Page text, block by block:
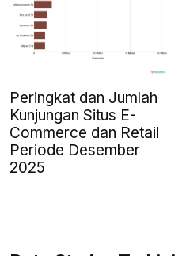
Peringkat dan Jumlah
Kunjungan Situs E-
Commerce dan Retail
Periode Desember
2025